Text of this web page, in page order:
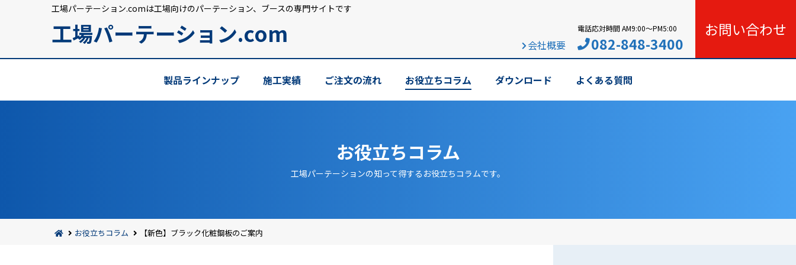
工場パーテーション.comは工場向けのパーテーション、ブースの専門サイトです
工場パーテーション.com 会社概要
電話応対時間 AM9:00〜PM5:00
082-848-3400
お問い合わせ
製品ラインナップ 施工実績 ご注文の流れ お役立ちコラム ダウンロード よくある質問
お役立ちコラム
工場パーテーションの知って得するお役立ちコラムです。
お役立ちコラム 【新色】ブラック化粧鋼板のご案内